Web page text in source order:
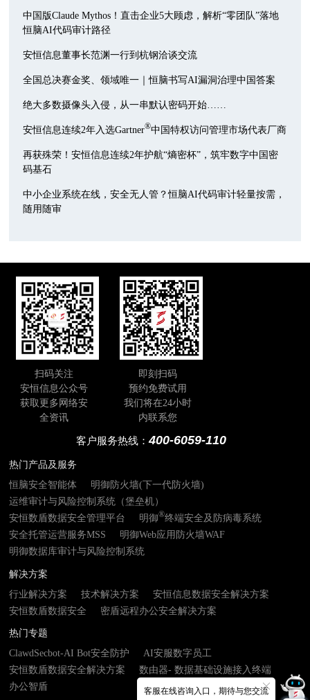
中国版Claude Mythos！直击企业5大顾虑，解析“零团队”落地
恒脑AI代码审计路径
安恒信息董事长范渊一行到杭钢洽谈交流
全国总决赛金奖、领域唯一｜恒脑书写AI漏洞治理中国答案
绝大多数摄像头入侵，从一串默认密码开始……
安恒信息连续2年入选Gartner®中国特权访问管理市场代表厂商
再获殊荣！安恒信息连续2年护航“熵密杯”，筑牢数字中国密
码基石
中小企业系统在线，安全无人管？恒脑AI代码审计轻量按需，
随用随审
扫码关注
安恒信息公众号
获取更多网络安
全资讯
即刻扫码
预约免费试用
我们将在24小时
内联系您
客户服务热线：400-6059-110
热门产品及服务
恒脑安全智能体
明御防火墙(下一代防火墙)
运维审计与风险控制系统（堡垒机）
安恒数盾数据安全管理平台
明御®终端安全及防病毒系统
安全托管运营服务MSS
明御Web应用防火墙WAF
明御数据库审计与风险控制系统
解决方案
行业解决方案
技术解决方案
安恒信息数据安全解决方案
安恒数盾数据安全
密盾远程办公安全解决方案
热门专题
ClawdSecbot-AI Bot安全防护
AI安服数字员工
安恒数盾数据安全解决方案
数由器- 数据基础设施接入终端
办公智盾
客服在线咨询入口，期待与您交流